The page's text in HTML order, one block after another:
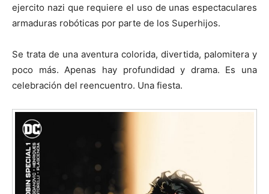
ejercito nazi que requiere el uso de unas espectaculares
armaduras robóticas por parte de los Superhijos.
Se trata de una aventura colorida, divertida, palomitera y
poco más. Apenas hay profundidad y drama. Es una
celebración del reencuentro. Una fiesta.